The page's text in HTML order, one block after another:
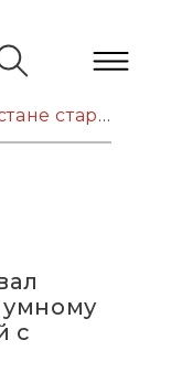
умному энергоаудиту зданий с использованием ИИ
с